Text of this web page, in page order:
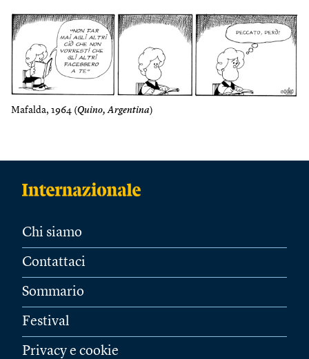
Mafalda, 1964 (Quino, Argentina)
Chi siamo
Contattaci
Sommario
Festival
Privacy e cookie